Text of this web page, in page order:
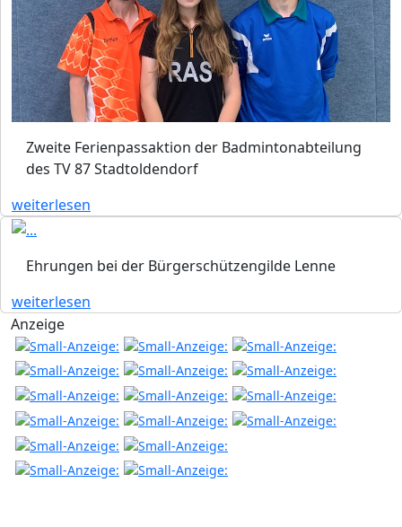
Zweite Ferienpassaktion der Badmintonabteilung
des TV 87 Stadtoldendorf
weiterlesen
Ehrungen bei der Bürgerschützengilde Lenne
weiterlesen
Anzeige